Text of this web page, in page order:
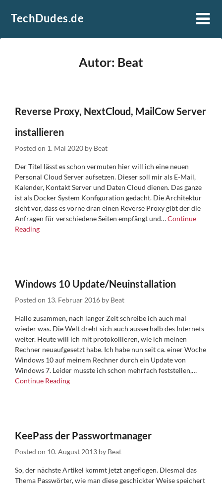
TechDudes.de
Autor: Beat
Reverse Proxy, NextCloud, MailCow Server
installieren
Posted on 1. Mai 2020 by Beat
Der Titel lässt es schon vermuten hier will ich eine neuen
Personal Cloud Server aufsetzen. Dieser soll mir als E-Mail,
Kalender, Kontakt Server und Daten Cloud dienen. Das ganze
ist als Docker System Konfiguration gedacht. Die Architektur
sieht vor, dass es vorne dran einen Reverse Proxy gibt der die
Anfragen für verschiedene Seiten empfängt und…Continue
Reading
Windows 10 Update/Neuinstallation
Posted on 13. Februar 2016 by Beat
Hallo zusammen, nach langer Zeit schreibe ich auch mal
wieder was. Die Welt dreht sich auch ausserhalb des Internets
weiter. Heute will ich mit protokollieren, wie ich meinen
Rechner neuaufgesetzt habe. Ich habe nun seit ca. einer Woche
Windows 10 auf meinem Rechner durch ein Update von
Windows 7. Leider musste ich schon mehrfach feststellen,…
Continue Reading
KeePass der Passwortmanager
Posted on 10. August 2013 by Beat
So, der nächste Artikel kommt jetzt angeflogen. Diesmal das
Thema Passwörter, wie man diese geschickter Weise speichert